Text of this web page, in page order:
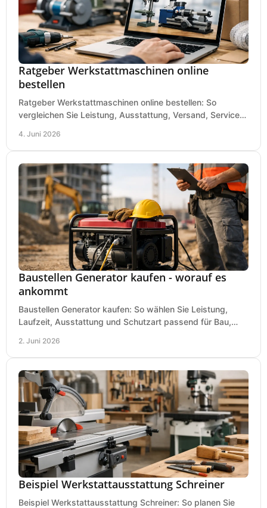
Ratgeber Werkstattmaschinen online
bestellen
Ratgeber Werkstattmaschinen online bestellen: So
vergleichen Sie Leistung, Ausstattung, Versand, Service
4. Juni 2026
Baustellen Generator kaufen - worauf es
ankommt
Baustellen Generator kaufen: So wählen Sie Leistung,
Laufzeit, Ausstattung und Schutzart passend für Bau,
2. Juni 2026
Beispiel Werkstattausstattung Schreiner
Beispiel Werkstattausstattung Schreiner: So planen Sie